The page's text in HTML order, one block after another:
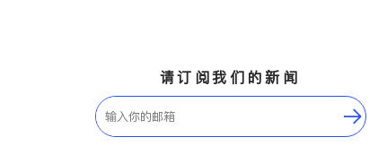
请订阅我们的新闻